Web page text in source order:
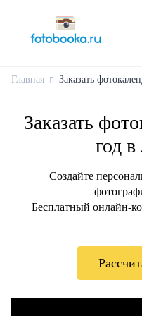
Главная Заказать
Заказать
год
Создайте
Бесплатный онлайн-